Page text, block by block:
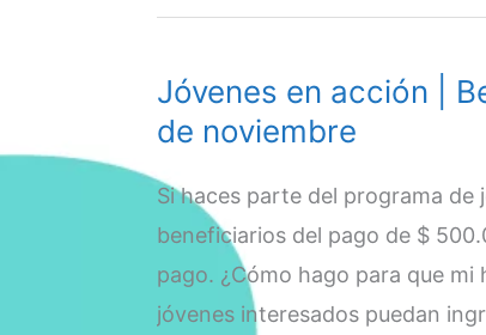
$
|
fechas
y
puntos
de
pago
Jóvenes en acción |
de noviembre
Si haces parte del programa de
beneficiarios del pago de $
pago. ¿Cómo hago para que mi
jóvenes interesados puedan